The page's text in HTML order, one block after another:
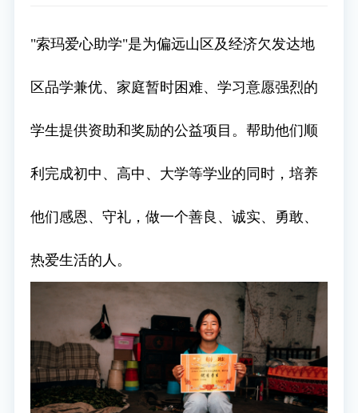
"索玛爱心助学"是为偏远山区及经济欠发达地
区品学兼优、家庭暂时困难、学习意愿强烈的
学生提供资助和奖励的公益项目。帮助他们顺
利完成初中、高中、大学等学业的同时，培养
他们感恩、守礼，做一个善良、诚实、勇敢、
热爱生活的人。